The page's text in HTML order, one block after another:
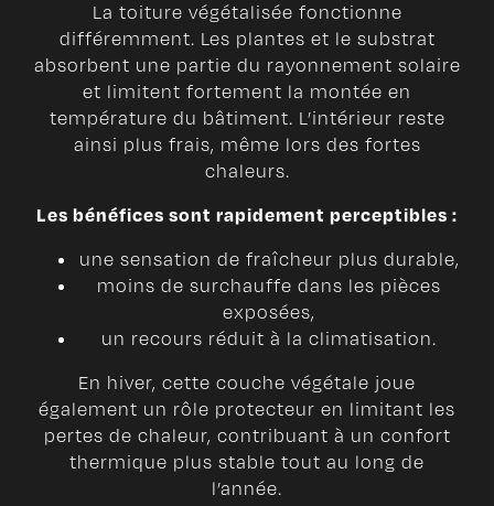
La toiture végétalisée fonctionne
différemment. Les plantes et le substrat
absorbent une partie du rayonnement solaire
et limitent fortement la montée en
température du bâtiment. L’intérieur reste
ainsi plus frais, même lors des fortes
chaleurs.
Les bénéfices sont rapidement perceptibles :
une sensation de fraîcheur plus durable,
moins de surchauffe dans les pièces
exposées,
un recours réduit à la climatisation.
En hiver, cette couche végétale joue
également un rôle protecteur en limitant les
pertes de chaleur, contribuant à un confort
thermique plus stable tout au long de
l’année.